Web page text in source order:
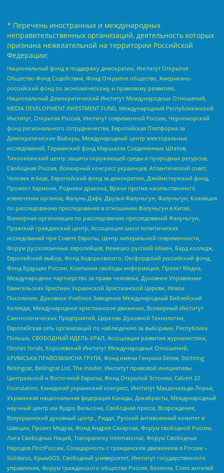
* Перечень иностранных и международных
неправительственных организаций, деятельность которых
признана нежелательной на территории Российской
Федерации:
Национальный фонд в поддержку демократии, Институт Открытое
Общество Фонд Содействия, Фонд Открытое общество, Американо-
российский фонд по экономическому и правовому развитию,
Национальный Демократический Институт Международных Отношений,
MEDIA DEVELOPMENT INVESTMENT FUND, Международный Республиканский
Институт, Открытая Россия, Институт современной России, Черноморский
фонд регионального сотрудничества, Европейская Платформа за
Демократические Выборы, Международный центр электоральных
исследований, Германский фонд Маршалла Соединенных Штатов,
Тихоокеанский центр защиты окружающей среды и природных ресурсов,
Свободная Россия, Всемирный конгресс украинцев, Атлантический совет,
Человек в беде, Европейский фонд за демократию, Джеймстаунский фонд,
Прожект Хармони, Родники дракона, Врачи против насильственного
извлечения органов, Фалунь Дафа, Друзья Фалуньгун, Фалуньгун, Коалиция
по расследованию преследования в отношении Фалуньгун в Китае,
Всемирная организация по расследованию преследований Фалуньгун,
Пражский гражданский центр, Ассоциация школ политических
исследований при Совете Европы, Центр либеральной современности,
Форум русскоязычных европейцев, Немецко-русский обмен, Бард колледж,
Европейский выбор, Фонд Ходорковского, Оксфордский российский фонд,
Фонд Будущее России, Компания свободы информации, Проект Медиа,
Международное партнерство за права человека, Духовное Управление
Евангельских Христиан Украинской Христианской Церкви, Новое
Поколение, Духовное Учебное Заведение Международный Библейский
Колледж, Международное христианское движение, Всемирный Институт
Саентологических Предприятий, Церковь Духовной Технологии,
Европейская сеть организаций по наблюдению за выборами, Республика
Польша, СВОБОДНЫЙ ИДЕЛЬ-УРАЛ, Ассоциация развития журналистики,
IStories fonds, Королевский Институт Международных Отношений,
КРИМСЬКА ПРАВОЗАХИСНА ГРУПА, Фонд имени Генриха Бёлля, Stichting
Bellingcat, Bellingcat Ltd, The Insider, Институт правовой инициативы
Центральной и Восточной Европы, Фонд Открытой Эстонии, Calvert 22
Foundation, Канадский украинский конгресс, Институт Макдональда-Лорье,
Украинская национальная федерация Канады, Декабристы, Международный
научный центр им Вудро Вильсона, Свободная пресса, Возрождение,
Всеукраинский духовный центр , Риддл, Русский антивоенный комитет в
Швеции, Проект Медуза, Фонд Андрея Сахарова, Форум свободной России,
Лига Свободных Наций, Transparеncy International, Форум Свободных
Народов ПостРоссии, Солидарность с гражданским движением в России –
Solidarus, КрымSOS, Свободный университет, Институт государственного
управления, Форум гражданского общества Россия, Беллона, Союз жителей